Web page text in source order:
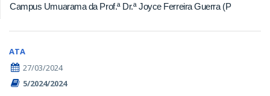
Campus Umuarama da Prof.ª Dr.ª Joyce Ferreira Guerra (P
ATA
27/03/2024
5/2024/2024